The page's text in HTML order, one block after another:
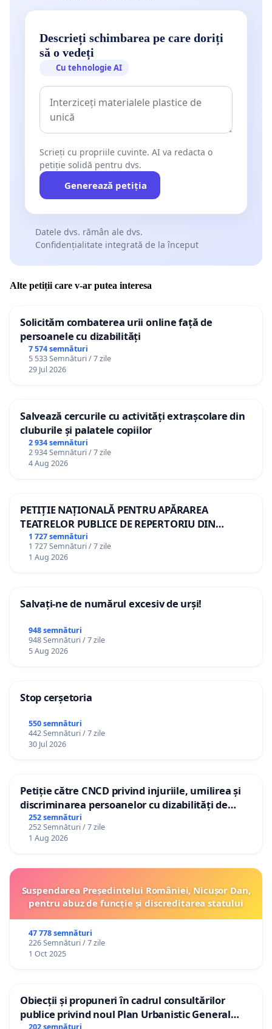
Descrieți schimbarea pe care doriți
să o vedeți
Cu tehnologie AI
Scrieți cu propriile cuvinte. AI va redacta o
petiție solidă pentru dvs.
Generează petiția
Datele dvs. rămân ale dvs.
Confidențialitate integrată de la început
Alte petiții care v-ar putea interesa
Solicităm combaterea urii online față de
persoanele cu dizabilități
7 574 semnături
5 533 Semnături / 7 zile
29 Jul 2026
Salvează cercurile cu activități extrașcolare din
cluburile și palatele copiilor
2 934 semnături
2 934 Semnături / 7 zile
4 Aug 2026
PETIȚIE NAȚIONALĂ PENTRU APĂRAREA
TEATRELOR PUBLICE DE REPERTORIU DIN
ROMÂNIA
1 727 semnături
1 727 Semnături / 7 zile
1 Aug 2026
Salvați-ne de numărul excesiv de urși!
948 semnături
948 Semnături / 7 zile
5 Aug 2026
Stop cerșetoria
550 semnături
442 Semnături / 7 zile
30 Jul 2026
Petiție către CNCD privind injuriile, umilirea și
discriminarea persoanelor cu dizabilități de
către utilizatorul TikTok „Gorici”
252 semnături
252 Semnături / 7 zile
1 Aug 2026
Suspendarea Președintelui României, Nicușor Dan,
pentru abuz de funcție și discreditarea statului
47 778 semnături
226 Semnături / 7 zile
1 Oct 2025
Obiecții și propuneri în cadrul consultărilor
publice privind noul Plan Urbanistic General